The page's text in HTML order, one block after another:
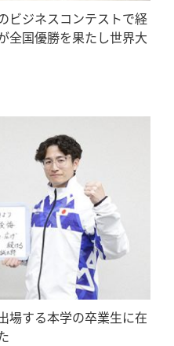
ビジネスコンテストで経
全国優勝を果たし世界大
場する本学の卒業生に在